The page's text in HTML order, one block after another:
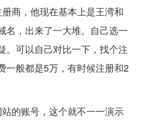
商，他现在基本上是王湾和
名，出来了一大堆。自己选一
。可以自己对比一下，找个注
一般都是5万，有时候注册和2
的账号，这个就不一一演示